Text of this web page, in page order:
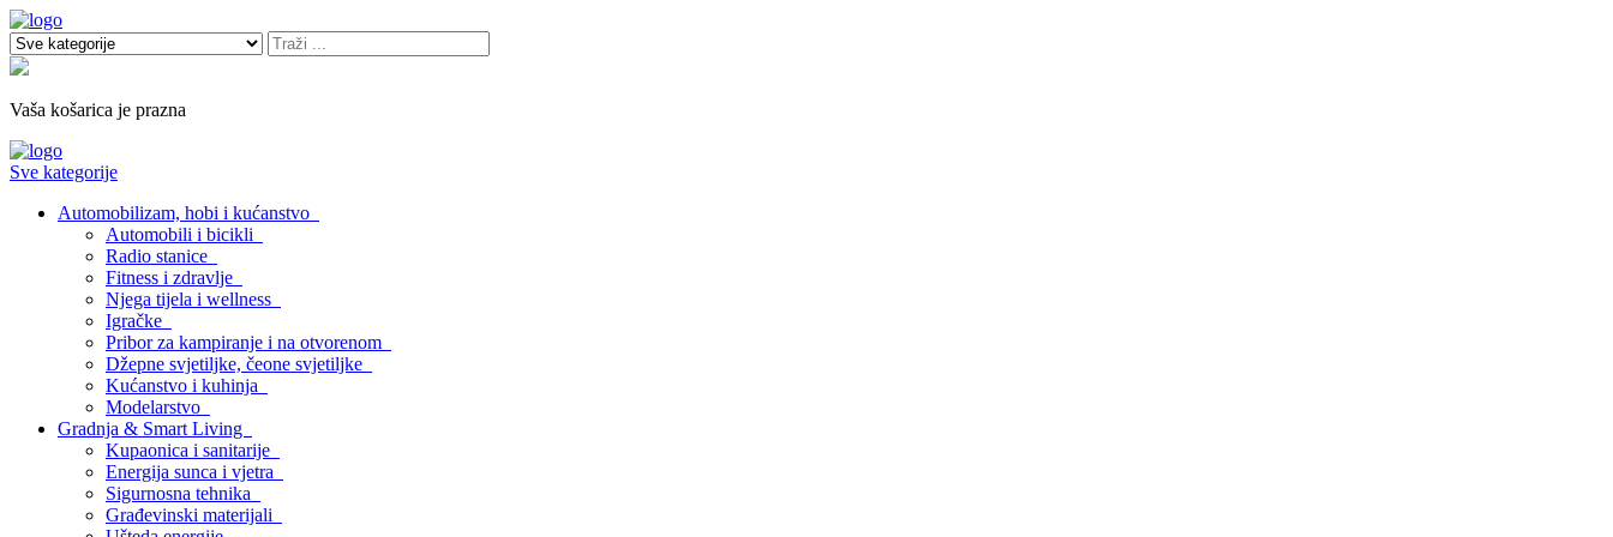
Vaša košarica je prazna
Sve kategorije
Automobilizam, hobi i kućanstvo
Automobili i bicikli
Radio stanice
Fitness i zdravlje
Njega tijela i wellness
Igračke
Pribor za kampiranje i na otvorenom
Džepne svjetiljke, čeone svjetiljke
Kućanstvo i kuhinja
Modelarstvo
Gradnja & Smart Living
Kupaonica i sanitarije
Energija sunca i vjetra
Sigurnosna tehnika
Građevinski materijali